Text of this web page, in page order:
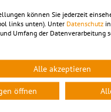
der Karte werden Daten
erhoben und
.
können Sie jederzeit
links unten). Unter Datenschutz
Umfang der Datenverarbeitung
Alle akzeptieren
öffnen